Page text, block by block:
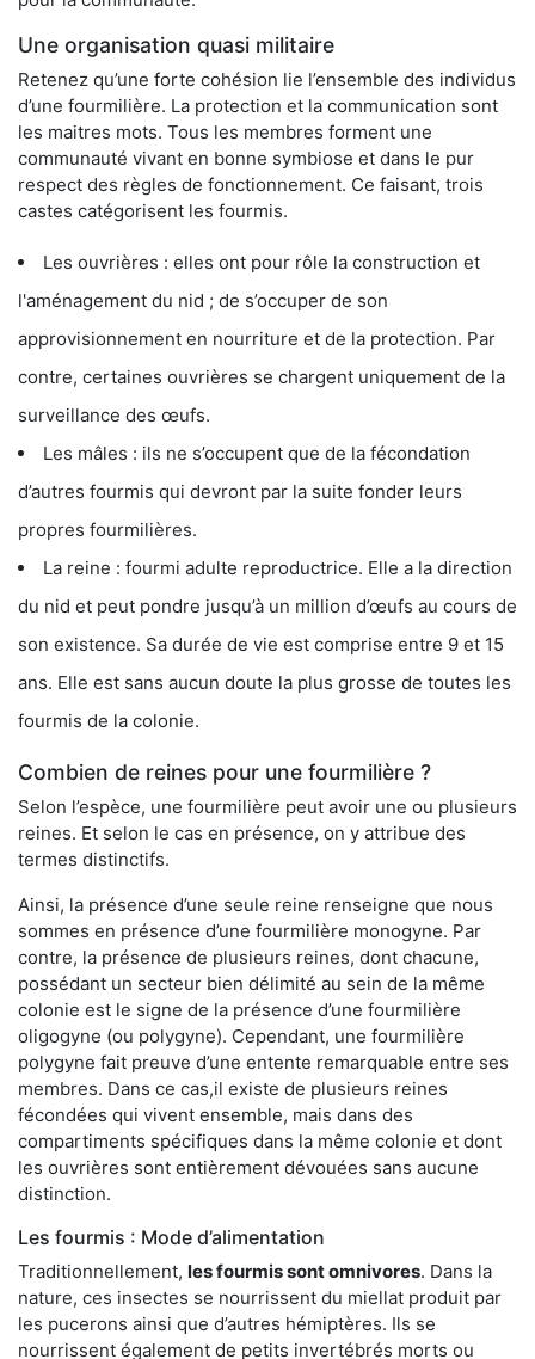
Une organisation quasi militaire
Retenez qu’une forte cohésion lie l’ensemble des individus
d’une fourmilière. La protection et la communication sont
les maitres mots. Tous les membres forment une
communauté vivant en bonne symbiose et dans le pur
respect des règles de fonctionnement. Ce faisant, trois
castes catégorisent les fourmis.
Les ouvrières : elles ont pour rôle la construction et
l'aménagement du nid ; de s’occuper de son
approvisionnement en nourriture et de la protection. Par
contre, certaines ouvrières se chargent uniquement de la
surveillance des œufs.
Les mâles : ils ne s’occupent que de la fécondation
d’autres fourmis qui devront par la suite fonder leurs
propres fourmilières.
La reine : fourmi adulte reproductrice. Elle a la direction
du nid et peut pondre jusqu’à un million d’œufs au cours de
son existence. Sa durée de vie est comprise entre 9 et 15
ans. Elle est sans aucun doute la plus grosse de toutes les
fourmis de la colonie.
Combien de reines pour une fourmilière ?
Selon l’espèce, une fourmilière peut avoir une ou plusieurs
reines. Et selon le cas en présence, on y attribue des
termes distinctifs.
Ainsi, la présence d’une seule reine renseigne que nous
sommes en présence d’une fourmilière monogyne. Par
contre, la présence de plusieurs reines, dont chacune,
possédant un secteur bien délimité au sein de la même
colonie est le signe de la présence d’une fourmilière
oligogyne (ou polygyne). Cependant, une fourmilière
polygyne fait preuve d’une entente remarquable entre ses
membres. Dans ce cas,il existe de plusieurs reines
fécondées qui vivent ensemble, mais dans des
compartiments spécifiques dans la même colonie et dont
les ouvrières sont entièrement dévouées sans aucune
distinction.
Les fourmis : Mode d’alimentation
Traditionnellement, les fourmis sont omnivores. Dans la
nature, ces insectes se nourrissent du miellat produit par
les pucerons ainsi que d’autres hémiptères. Ils se
nourrissent également de petits invertébrés morts ou